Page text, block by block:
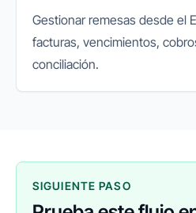
Gestionar remesas desde el
facturas, vencimientos,
conciliación.
SIGUIENTE PASO